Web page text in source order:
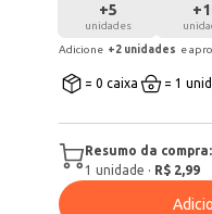
+5
unidades
+
Adicione +2 unidades e
= 0 caixa = 1
Resumo da compra:
1 unidade · R$ 2,99